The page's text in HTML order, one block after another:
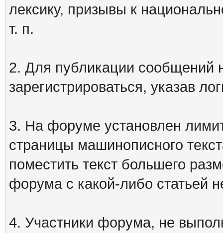
лексику, призывы к
т. п.
2. Для публикации сообщений
зарегистрироваться, указав
3. На форуме установлен
страницы машинописного
поместить текст большего
форума с какой-либо статьей
4. Участники форума, не